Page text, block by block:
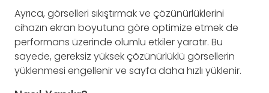
Ayrıca, görselleri sıkıştırmak ve çözünürlüklerini
cihazın ekran boyutuna göre optimize etmek de
performans üzerinde olumlu etkiler yaratır. Bu
sayede, gereksiz yüksek çözünürlüklü görsellerin
yüklenmesi engellenir ve sayfa daha hızlı yüklenir.